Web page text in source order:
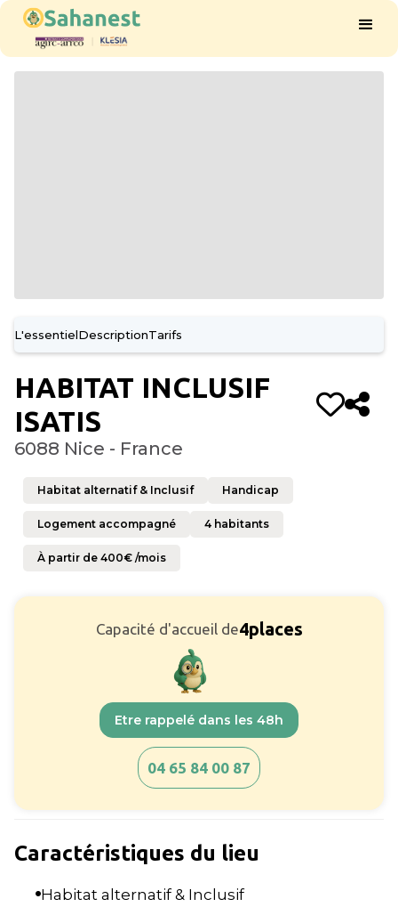
L'essentielDescriptionTarifs
HABITAT INCLUSIF
ISATIS
6088 Nice - France
Habitat alternatif & Inclusif Handicap
Logement accompagné 4 habitants
À partir de 400€ /mois
Capacité d'accueil de4places
Etre rappelé dans les 48h
04 65 84 00 87
Caractéristiques du lieu
Habitat alternatif & Inclusif